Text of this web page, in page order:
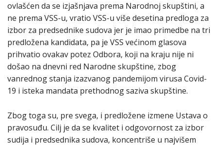
ovlašćen da se izjašnjava prema Narodnoj skupštini, a
ne prema VSS-u, vratio VSS-u više desetina predloga za
izbor za predsednike sudova jer je imao primedbe na tri
predložena kandidata, pa je VSS većinom glasova
prihvatio ovakav potez Odbora, koji na kraju nije ni
došao na dnevni red Narodne skupštine, zbog
vanrednog stanja izazvanog pandemijom virusa Covid-
19 i isteka mandata prethodnog saziva skupštine.
Zbog toga su, pre svega, i predložene izmene Ustava o
pravosuđu. Cilj je da se kvalitet i odgovornost za izbor
sudija i predsednika sudova, koncentriše u najvišem